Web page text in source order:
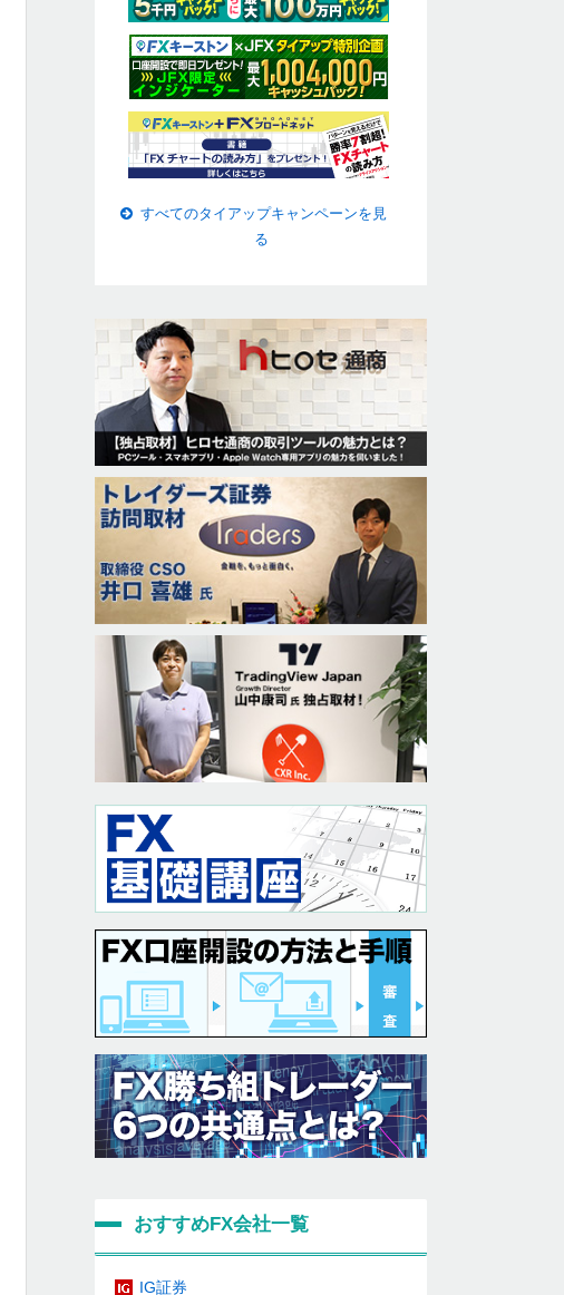
すべてのタイアップキャンペーンを見
る
おすすめFX会社一覧
IG証券